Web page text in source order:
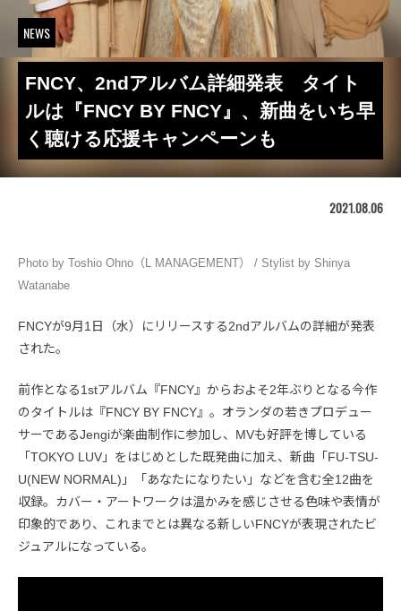
NEWS
FNCY、2ndアルバム詳細発表 タイト
ルは『FNCY BY FNCY』、新曲をいち早
く聴ける応援キャンペーンも
2021.08.06
Photo by Toshio Ohno（L MANAGEMENT） / Stylist by Shinya
Watanabe
FNCYが9月1日（水）にリリースする2ndアルバムの詳細が発表
された。
前作となる1stアルバム『FNCY』からおよそ2年ぶりとなる今作
のタイトルは『FNCY BY FNCY』。オランダの若きプロデュー
サーであるJengiが楽曲制作に参加し、MVも好評を博している
「TOKYO LUV」をはじめとした既発曲に加え、新曲「FU-TSU-
U(NEW NORMAL)」「あなたになりたい」などを含む全12曲を
収録。カバー・アートワークは温かみを感じさせる色味や表情が
印象的であり、これまでとは異なる新しいFNCYが表現されたビ
ジュアルになっている。